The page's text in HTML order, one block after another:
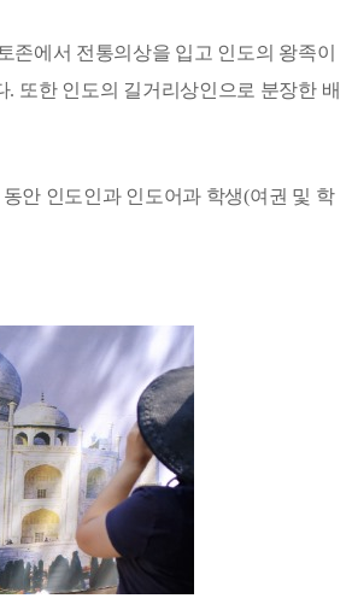
존에서 전통의상을 입고 인도의 왕족이
. 또한 인도의 길거리상인으로 분장한 배
안 인도인과 인도어과 학생(여권 및 학